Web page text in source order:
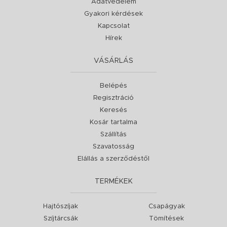
Adatvédelem
Gyakori kérdések
Kapcsolat
Hírek
VÁSÁRLÁS
Belépés
Regisztráció
Keresés
Kosár tartalma
Szállítás
Szavatosság
Elállás a szerződéstől
TERMÉKEK
Hajtószíjak
Szíjtárcsák
Csapágyak
Tömítések